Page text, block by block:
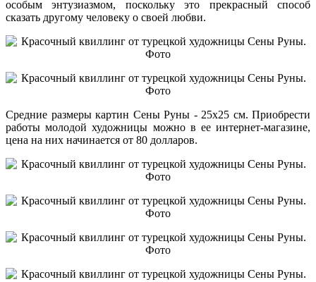
особым энтузиазмом, поскольку это прекрасный способ
сказать другому человеку о своей любви.
Средние размеры картин Сены Руны - 25х25 см. Приобрести
работы молодой художницы можно в ее интернет-магазине,
цена на них начинается от 80 долларов.